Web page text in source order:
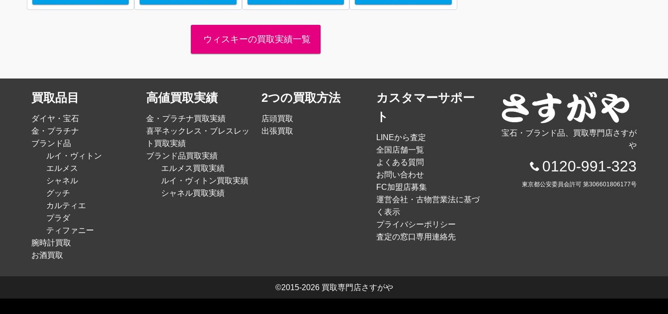
ウィスキーの買取実績一覧
買取品目
ダイヤ・宝石
金・プラチナ
ブランド品
ルイ・ヴィトン
エルメス
シャネル
グッチ
カルティエ
プラダ
ティファニー
腕時計買取
お酒買取
高値買取実績
金・プラチナ買取実績
喜平ネックレス・ブレスレッ
ト買取実績
ブランド品買取実績
エルメス買取実績
ルイ・ヴィトン買取実績
シャネル買取実績
2つの買取方法
店頭買取
出張買取
カスタマーサポー
ト
LINEから査定
全国店舗一覧
よくある質問
お問い合わせ
FC加盟店募集
運営会社・古物営業法に基づ
く表示
プライバシーポリシー
査定の窓口専用連絡先
宝石・ブランド品、買取専門店さすが
や
0120-991-323
東京都公安委員会許可 第306601806177号
©2015-2026 買取専門店さすがや